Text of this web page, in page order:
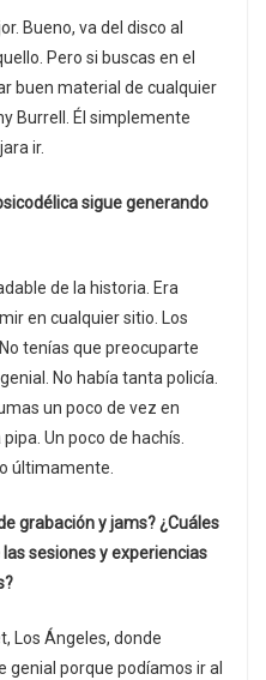
Bueno, va del disco al
Pero si buscas en el
buen material de cualquier
Burrell. Él simplemente
ir.
sigue generando
de la historia. Era
en cualquier sitio. Los
tenías que preocuparte
No había tanta policía.
un poco de vez en
Un poco de hachís.
últimamente.
grabación y jams? ¿Cuáles
sesiones y experiencias
Los Ángeles, donde
porque podíamos ir al